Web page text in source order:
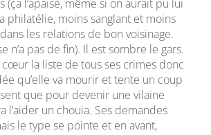
(ça l’apaise, même si on aurait pu lui
philatélie, moins sanglant et moins
les relations de bon voisinage.
n’a pas de fin). Il est sombre le gars.
la liste de tous ses crimes donc
qu’elle va mourir et tente un coup
sent que pour devenir une vilaine
l’aider un chouia. Ses demandes
le type se pointe et en avant,